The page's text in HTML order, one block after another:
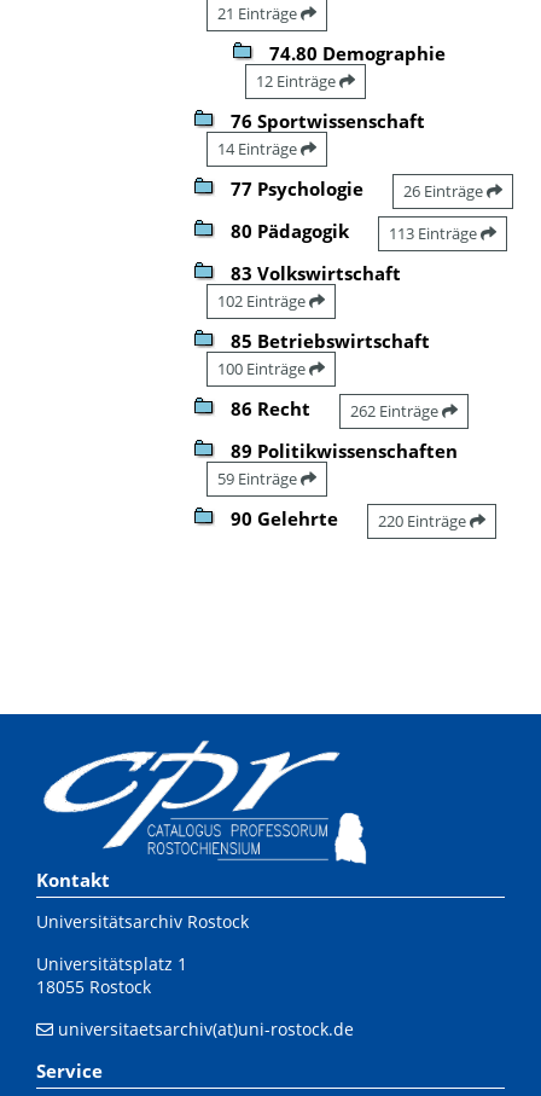
21 Einträge
74.80 Demographie
12 Einträge
76 Sportwissenschaft
14 Einträge
77 Psychologie 26 Einträge
80 Pädagogik 113 Einträge
83 Volkswirtschaft
102 Einträge
85 Betriebswirtschaft
100 Einträge
86 Recht 262 Einträge
89 Politikwissenschaften
59 Einträge
90 Gelehrte 220 Einträge
Kontakt
Universitätsarchiv Rostock
Universitätsplatz 1
18055 Rostock
universitaetsarchiv(at)uni-rostock.de
Service